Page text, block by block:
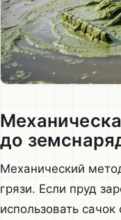
до
Механический
грязи. Если пруд
использовать